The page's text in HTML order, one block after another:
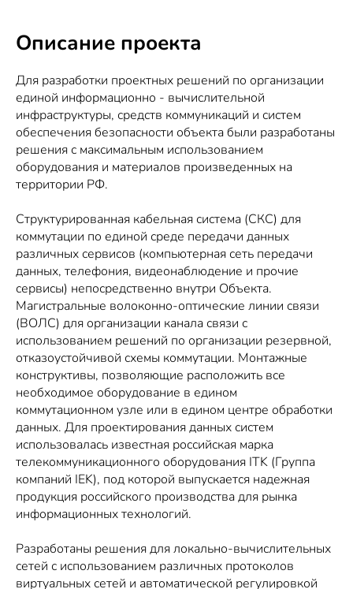
Описание проекта
Для разработки проектных решений по организации
единой информационно - вычислительной
инфраструктуры, средств коммуникаций и систем
обеспечения безопасности объекта были разработаны
решения с максимальным использованием
оборудования и материалов произведенных на
территории РФ.
Структурированная кабельная система (СКС) для
коммутации по единой среде передачи данных
различных сервисов (компьютерная сеть передачи
данных, телефония, видеонаблюдение и прочие
сервисы) непосредственно внутри Объекта.
Магистральные волоконно-оптические линии связи
(ВОЛС) для организации канала связи с
использованием решений по организации резервной,
отказоустойчивой схемы коммутации. Монтажные
конструктивы, позволяющие расположить все
необходимое оборудование в едином
коммутационном узле или в едином центре обработки
данных. Для проектирования данных систем
использовалась известная российская марка
телекоммуникационного оборудования ITK (Группа
компаний IEK), под которой выпускается надежная
продукция российского производства для рынка
информационных технологий.
Разработаны решения для локально-вычислительных
сетей с использованием различных протоколов
виртуальных сетей и автоматической регулировкой